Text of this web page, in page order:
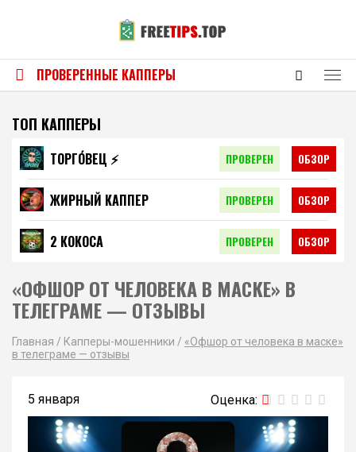
ПРОВЕРЕННЫЕ КАППЕРЫ
ТОП КАППЕРЫ
ТОРГО́ВЕЦ ⚡️ ПРОВЕРЕН ОБЗОР
ЖИРНЫЙ КАППЕР ПРОВЕРЕН ОБЗОР
2 КОКОСА ПРОВЕРЕН ОБЗОР
«ОФШОР ОТ ЧЕЛОВЕКА В МАСКЕ» В
ТЕЛЕГРАМЕ — ОТЗЫВЫ
Главная / Капперы-мошенники / «Офшор от человека в маске»
в телеграме — отзывы
5 января